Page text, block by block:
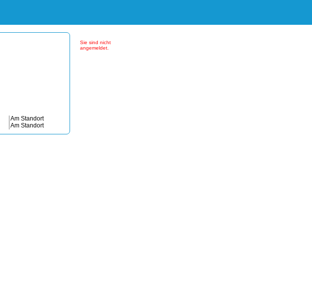
Sie sind nicht
angemeldet.
Am Standort
Am Standort